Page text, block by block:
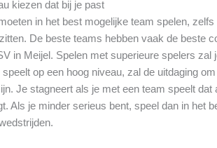
kiezen dat bij je past
in het best mogelijke team spelen,
De beste teams hebben vaak de beste
in Meijel. Spelen met superieure spelers zal
op een hoog niveau, zal de uitdaging
Je stagneert als je met een team speelt dat
Als je minder serieus bent, speel dan in het